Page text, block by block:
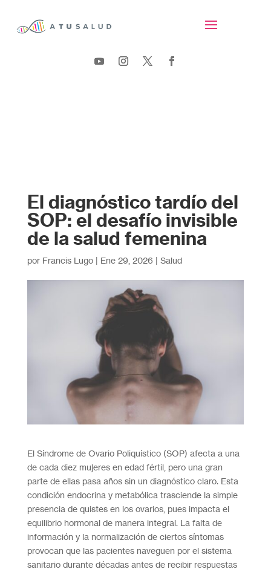
El diagnóstico tardío del
SOP: el desafío invisible
de la salud femenina
por Francis Lugo| Ene 29, 2026 | Salud
El Síndrome de Ovario Poliquístico (SOP) afecta a una
de cada diez mujeres en edad fértil, pero una gran
parte de ellas pasa años sin un diagnóstico claro. Esta
condición endocrina y metabólica trasciende la simple
presencia de quistes en los ovarios, pues impacta el
equilibrio hormonal de manera integral. La falta de
información y la normalización de ciertos síntomas
provocan que las pacientes naveguen por el sistema
sanitario durante décadas antes de recibir respuestas